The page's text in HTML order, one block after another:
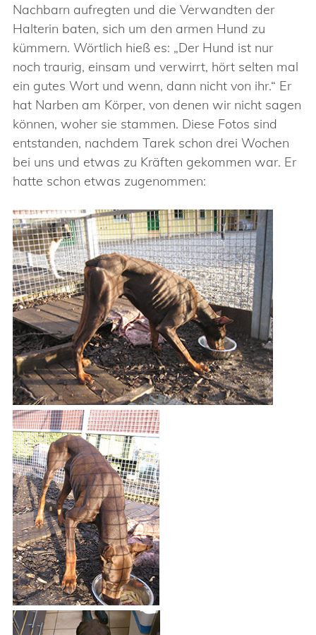
Nachbarn aufregten und die Verwandten der
Halterin baten, sich um den armen Hund zu
kümmern. Wörtlich hieß es: „Der Hund ist nur
noch traurig, einsam und verwirrt, hört selten mal
ein gutes Wort und wenn, dann nicht von ihr.“ Er
hat Narben am Körper, von denen wir nicht sagen
können, woher sie stammen. Diese Fotos sind
entstanden, nachdem Tarek schon drei Wochen
bei uns und etwas zu Kräften gekommen war. Er
hatte schon etwas zugenommen: